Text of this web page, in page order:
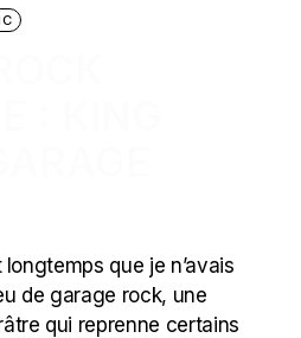
que je n’avais
de garage rock, une
qui reprenne certains